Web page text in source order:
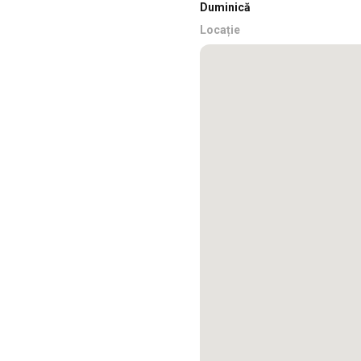
Duminică
Locație